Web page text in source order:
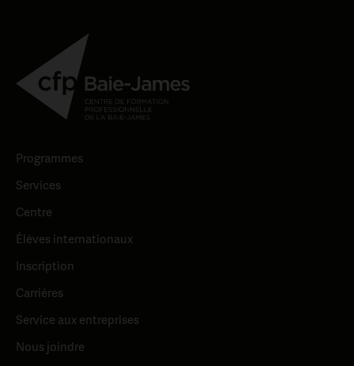
Programmes
Services
Centre
Élèves internationaux
Inscription
Carrières
Service aux entreprises
Nous joindre